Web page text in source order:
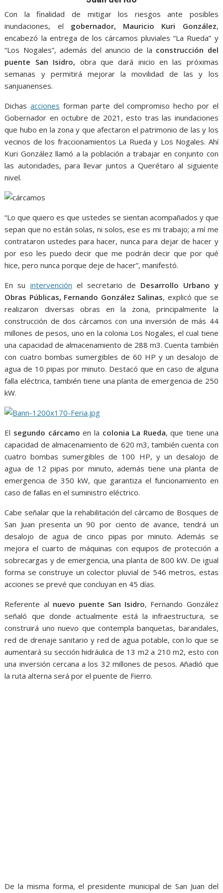
o
k
p
p
g
er
m
Con la finalidad de mitigar los riesgos ante posibles
inundaciones, el gobernador, Mauricio Kuri González,
encabezó la entrega de los cárcamos pluviales “La Rueda” y
“Los Nogales”, además del anuncio de la construcción del
puente San Isidro, obra que dará inicio en las próximas
semanas y permitirá mejorar la movilidad de las y los
sanjuanenses.
Dichasacciones forman parte del compromiso hecho por el
Gobernador en octubre de 2021, esto tras las inundaciones
que hubo en la zona y que afectaron el patrimonio de las y los
vecinos de los fraccionamientos La Rueda y Los Nogales. Ahí
Kuri González llamó a la población a trabajar en conjunto con
las autoridades, para llevar juntos a Querétaro al siguiente
nivel.
“Lo que quiero es que ustedes se sientan acompañados y que
sepan que no están solas, ni solos, ese es mi trabajo; a mí me
contrataron ustedes para hacer, nunca para dejar de hacer y
por eso les puedo decir que me podrán decir que por qué
hice, pero nunca porque deje de hacer”, manifestó.
En su intervención el secretario de Desarrollo Urbano y
Obras Públicas, Fernando González Salinas, explicó que se
realizaron diversas obras en la zona, principalmente la
construcción de dos cárcamos con una inversión de más 44
millones de pesos, uno en la colonia Los Nogales, el cual tiene
una capacidad de almacenamiento de 288 m3. Cuenta también
con cuatro bombas sumergibles de 60 HP y un desalojo de
agua de 10 pipas por minuto. Destacó que en caso de alguna
falla eléctrica, también tiene una planta de emergencia de 250
kW.
El segundo cárcamo en la colonia La Rueda, que tiene una
capacidad de almacenamiento de 620 m3, también cuenta con
cuatro bombas sumergibles de 100 HP, y un desalojo de
agua de 12 pipas por minuto, además tiene una planta de
emergencia de 350 kW, que garantiza el funcionamiento en
caso de fallas en el suministro eléctrico.
Cabe señalar que la rehabilitación del cárcamo de Bosques de
San Juan presenta un 90 por ciento de avance, tendrá un
desalojo de agua de cinco pipas por minuto. Además se
mejora el cuarto de máquinas con equipos de protección a
sobrecargas y de emergencia, una planta de 800 kW. De igual
forma se construye un colector pluvial de 546 metros, estas
acciones se prevé que concluyan en 45 días.
Referente al nuevo puente San Isidro, Fernando González
señaló que donde actualmente está la infraestructura, se
construirá uno nuevo que contempla banquetas, barandales,
red de drenaje sanitario y red de agua potable, con lo que se
aumentará su sección hidráulica de 13 m2 a 210 m2, esto con
una inversión cercana a los 32 millones de pesos. Añadió que
la ruta alterna será por el puente de Fierro.
De la misma forma, el presidente municipal de San Juan del